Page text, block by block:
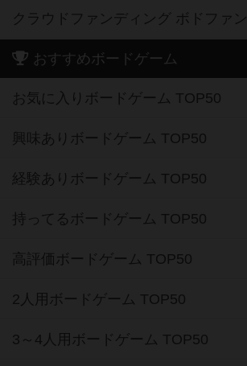
クラウドファンディング ボドファン
おすすめボードゲーム
お気に入りボードゲーム TOP50
興味ありボードゲーム TOP50
経験ありボードゲーム TOP50
持ってるボードゲーム TOP50
高評価ボードゲーム TOP50
2人用ボードゲーム TOP50
3～4人用ボードゲーム TOP50